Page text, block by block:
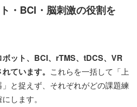
・BCI・脳刺激の役割を
ット、BCI、rTMS、tDCS、VR
ています。 これらを一括して「上
と捉えず、それぞれがどの課題練
します。